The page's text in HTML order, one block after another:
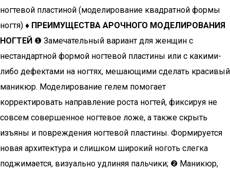
ногтевой пластиной (моделирование квадратной формы
ногтя) ♦ ПРЕИМУЩЕСТВА АРОЧНОГО МОДЕЛИРОВАНИЯ
НОГТЕЙ ❶ Замечательный вариант для женщин с
нестандартной формой ногтевой пластины или с какими-
либо дефектами на ногтях, мешающими сделать красивый
маникюр. Моделирование гелем помогает
корректировать направление роста ногтей, фиксируя не
совсем совершенное ногтевое ложе, а также скрыть
изъяны и повреждения ногтевой пластины. Формируется
новая архитектура и слишком широкий ноготь слегка
поджимается, визуально удлиняя пальчики; ❷ Маникюр,